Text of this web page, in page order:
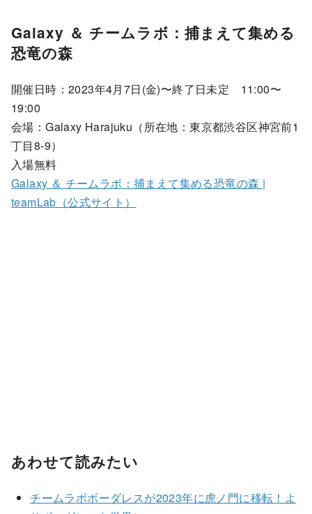
Galaxy ＆ チームラボ：捕まえて集める
恐竜の森
開催日時：2023年4月7日(金)〜終了日未定 11:00〜
19:00
会場：Galaxy Harajuku（所在地：東京都渋谷区神宮前1
丁目8-9）
入場無料
Galaxy ＆ チームラボ：捕まえて集める恐竜の森 |
teamLab（公式サイト）
あわせて読みたい
チームラボボーダレスが2023年に虎ノ門に移転！よ